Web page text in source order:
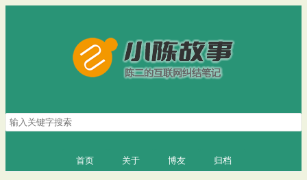
搜
索
字
首页 关于 博友 归档